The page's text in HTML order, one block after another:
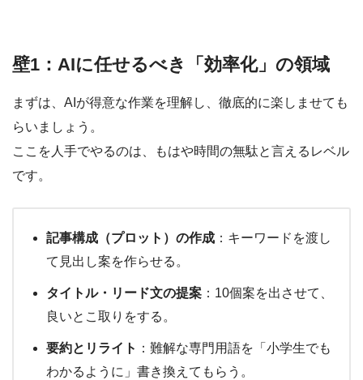
壁1：AIに任せるべき「効率化」の領域
まずは、AIが得意な作業を理解し、徹底的に楽しませても
らいましょう。
ここを人手でやるのは、もはや時間の無駄と言えるレベル
です。
記事構成（プロット）の作成 ：キーワードを渡し
て見出し案を作らせる。
タイトル・リード文の提案 ：10個案を出させて、
良いとこ取りをする。
要約とリライト ：難解な専門用語を「小学生でも
わかるように」書き換えてもらう。